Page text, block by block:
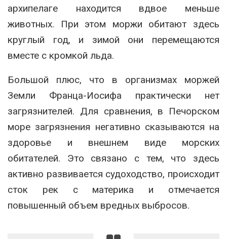
архипелаге находится вдвое меньше
животных. При этом моржи обитают здесь
круглый год, и зимой они перемещаются
вместе с кромкой льда.
Большой плюс, что в организмах моржей
Земли Франца-Иосифа практически нет
загрязнителей. Для сравнения, в Печорском
море загрязнения негативно сказываются на
здоровье и внешнем виде морских
обитателей. Это связано с тем, что здесь
активно развивается судоходство, происходит
сток рек с материка и отмечается
повышенный объем вредных выбросов.